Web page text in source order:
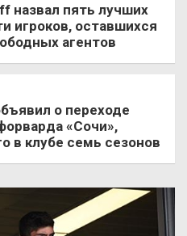
назвал пять лучших
игроков, оставшихся
агентов
о переходе
«Сочи»,
в клубе семь сезонов